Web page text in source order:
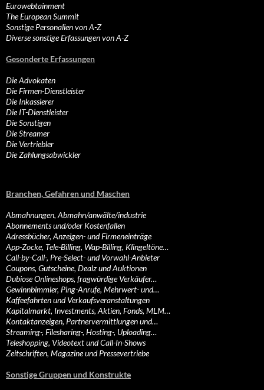
Eurowebtainment
The European Summit
Sonstige Personalien von A-Z
Diverse sonstige Erfassungen von A-Z
Gesonderte Erfassungen
Die Advokaten
Die Firmen-Dienstleister
Die Inkassierer
Die IT-Dienstleister
Die Sonstigen
Die Streamer
Die Vertriebler
Die Zahlungsabwickler
Branchen, Gefahren und Maschen
Abmahnungen, Abmahn/anwälte/industrie
Abonnements und/oder Kostenfallen
Adressbücher, Anzeigen- und Firmeneinträge
App-Zocke, Tele-Billing, Wap-Billing, Klingeltöne…
Call-by-Call-, Pre-Select- und Vorwahl-Anbieter
Coupons, Gutscheine, Dealz und Auktionen
Dubiose Onlineshops, fragwürdige Verkäufer…
Gewinnbimmler, Ping-Anrufe, Mehrwert- und…
Kaffeefahrten und Verkaufsveranstaltungen
Kapitalmarkt, Investments, Aktien, Fonds, MLM…
Kontaktanzeigen, Partnervermittlungen und…
Streaming-, Filesharing-, Hosting-, Uploading…
Teleshopping, Videotext und Call-In-Shows
Zeitschriften, Magazine und Pressevertriebe
Sonstige Gruppen und Konstrukte